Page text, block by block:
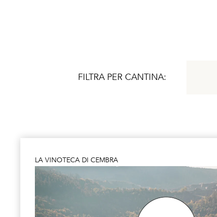
FILTRA PER CANTINA:
LA VINOTECA DI CEMBRA